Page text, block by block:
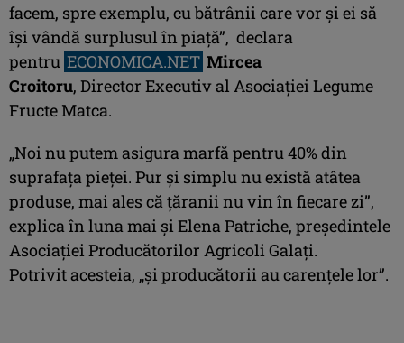
facem, spre exemplu, cu bătrânii care vor şi ei să
îşi vândă surplusul în piaţă”, declara
pentru ECONOMICA.NET Mircea
Croitoru, Director Executiv al Asociaţiei Legume
Fructe Matca.
„Noi nu putem asigura marfă pentru 40% din
suprafaţa pieţei. Pur şi simplu nu există atâtea
produse, mai ales că ţăranii nu vin în fiecare zi”,
explica în luna mai şi Elena Patriche, preşedintele
Asociaţiei Producătorilor Agricoli Galaţi.
Potrivit acesteia, „şi producătorii au carenţele lor”.